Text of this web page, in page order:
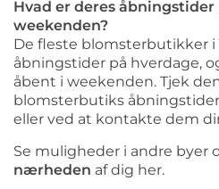
Hvad er deres åbningstider
weekenden?
De fleste blomsterbutikker i
åbningstider på hverdage,
åbent i weekenden. Tjek
blomsterbutiks
eller ved at kontakte dem
Se muligheder i andre byer
nærheden af dig her.